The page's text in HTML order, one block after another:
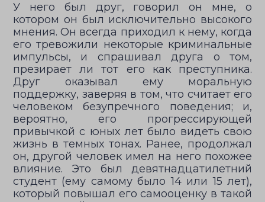
У него был друг, говорил он мне, о
котором он был исключительно высокого
мнения. Он всегда приходил к нему, когда
его тревожили некоторые криминальные
импульсы, и спрашивал друга о том,
презирает ли тот его как преступника.
Друг оказывал ему моральную
поддержку, заверяя в том, что считает его
человеком безупречного поведения; и,
вероятно, его прогрессирующей
привычкой с юных лет было видеть свою
жизнь в темных тонах. Ранее, продолжал
он, другой человек имел на него похожее
влияние. Это был девятнадцатилетний
студент (ему самому было 14 или 15 лет),
который повышал его самооценку в такой